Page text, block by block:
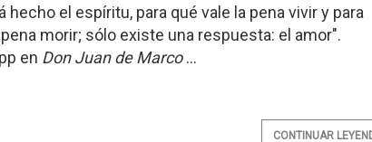
hecho el espíritu, para qué vale la pena vivir y para
morir; sólo existe una respuesta: el amor".
en Don Juan de Marco...
CONTINUAR